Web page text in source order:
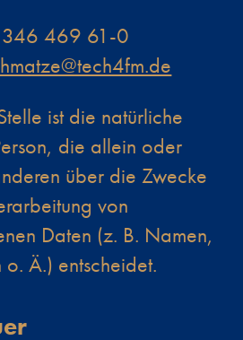
346 469 61-0
ist die natürliche
die allein oder
über die Zwecke
von
Daten (z. B. Namen,
Ä.) entscheidet.